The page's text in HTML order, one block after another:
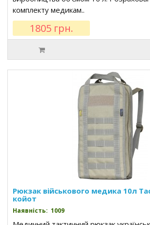
комплекту медикам..
1805 грн.
Рюкзак військового медика 10л
койот
Наявність: 1009